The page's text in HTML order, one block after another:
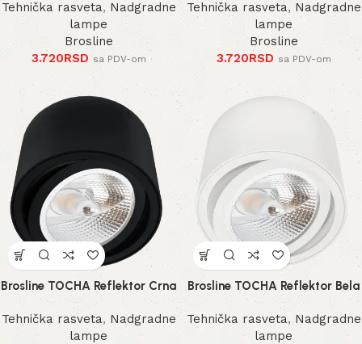
Tehnička rasveta, Nadgradne
lampe
Brosline
3.720RSD sa PDV-om
Tehnička rasveta, Nadgradne
lampe
Brosline
3.720RSD sa PDV-om
Brosline TOCHA Reflektor Crna
Tehnička rasveta, Nadgradne
lampe
Brosline TOCHA Reflektor Bela
Tehnička rasveta, Nadgradne
lampe